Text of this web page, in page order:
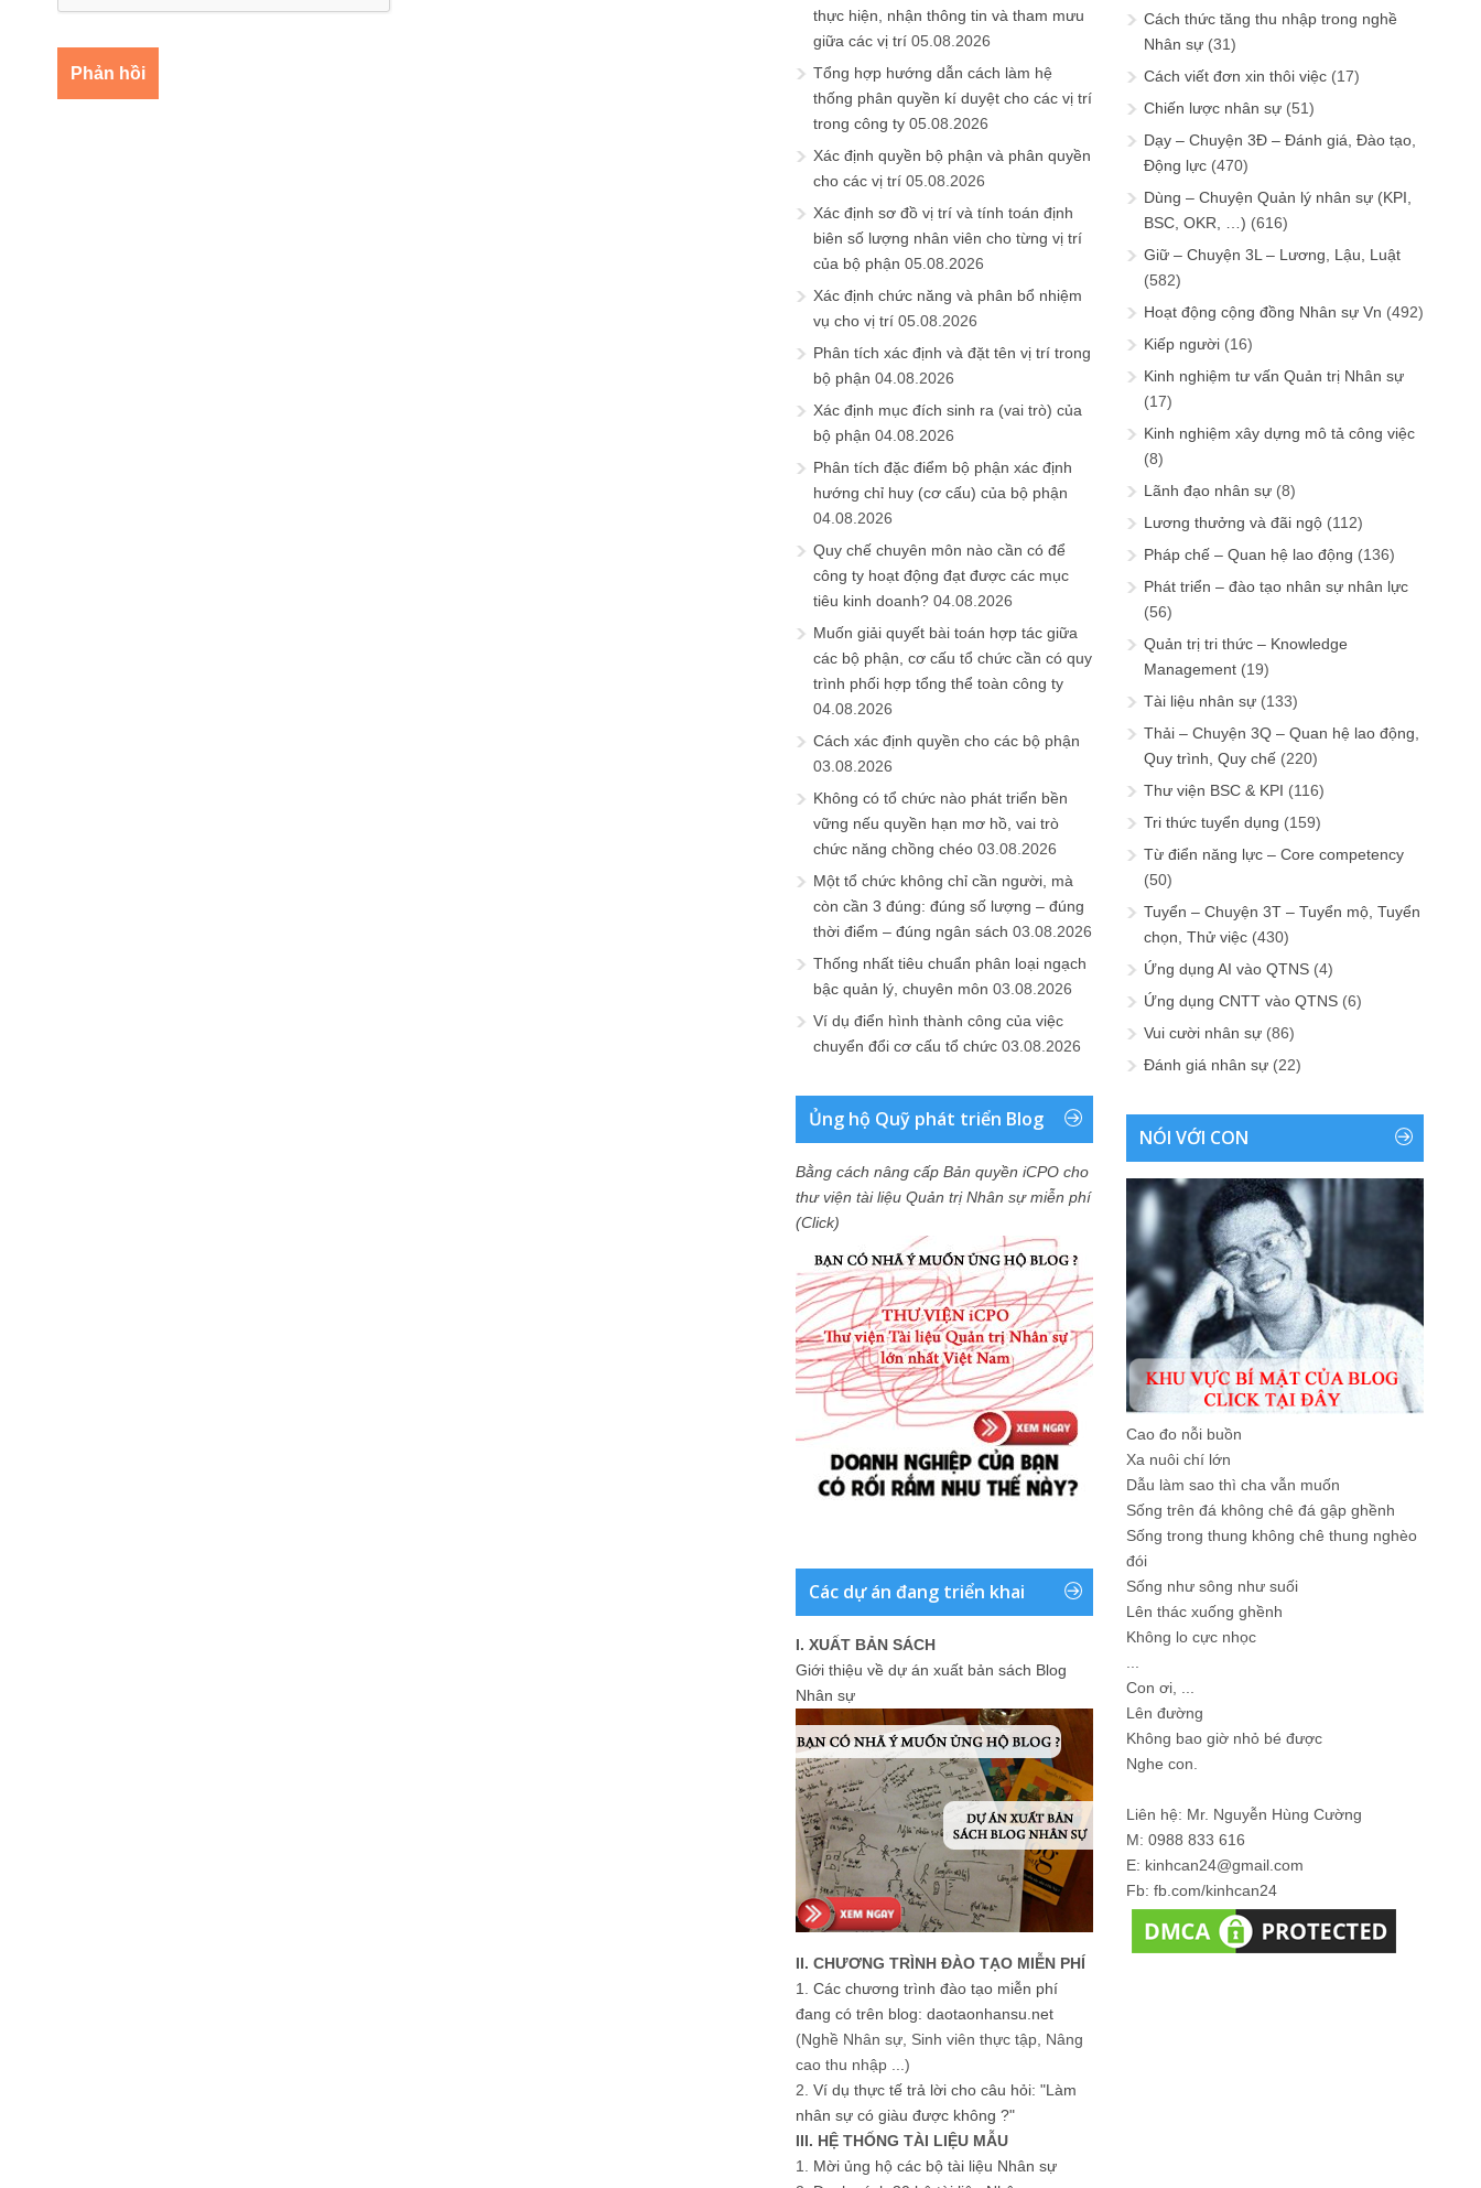
thực hiện, nhận thông tin và tham mưu
giữa các vị trí 05.08.2026
Tổng hợp hướng dẫn cách làm hệ
thống phân quyền kí duyệt cho các vị trí
trong công ty 05.08.2026
Xác định quyền bộ phận và phân quyền
cho các vị trí 05.08.2026
Xác định sơ đồ vị trí và tính toán định
biên số lượng nhân viên cho từng vị trí
của bộ phận 05.08.2026
Xác định chức năng và phân bổ nhiệm
vụ cho vị trí 05.08.2026
Phân tích xác định và đặt tên vị trí trong
bộ phận 04.08.2026
Xác định mục đích sinh ra (vai trò) của
bộ phận 04.08.2026
Phân tích đặc điểm bộ phận xác định
hướng chỉ huy (cơ cấu) của bộ phận
04.08.2026
Quy chế chuyên môn nào cần có để
công ty hoạt động đạt được các mục
tiêu kinh doanh? 04.08.2026
Muốn giải quyết bài toán hợp tác giữa
các bộ phận, cơ cấu tổ chức cần có quy
trình phối hợp tổng thể toàn công ty
04.08.2026
Cách xác định quyền cho các bộ phận
03.08.2026
Không có tổ chức nào phát triển bền
vững nếu quyền hạn mơ hồ, vai trò
chức năng chồng chéo 03.08.2026
Một tổ chức không chỉ cần người, mà
còn cần 3 đúng: đúng số lượng – đúng
thời điểm – đúng ngân sách 03.08.2026
Thống nhất tiêu chuẩn phân loại ngạch
bậc quản lý, chuyên môn 03.08.2026
Ví dụ điển hình thành công của việc
chuyển đổi cơ cấu tổ chức 03.08.2026
Ủng hộ Quỹ phát triển Blog
Bằng cách nâng cấp Bản quyền iCPO cho
thư viện tài liệu Quản trị Nhân sự miễn phí
(Click)
Các dự án đang triển khai
I. XUẤT BẢN SÁCH
Giới thiệu về dự án xuất bản sách Blog
Nhân sự
II. CHƯƠNG TRÌNH ĐÀO TẠO MIỄN PHÍ
1. Các chương trình đào tạo miễn phí
đang có trên blog: daotaonhansu.net
(Nghề Nhân sự, Sinh viên thực tập, Nâng
cao thu nhập ...)
2. Ví dụ thực tế trả lời cho câu hỏi: "Làm
nhân sự có giàu được không ?"
III. HỆ THỐNG TÀI LIỆU MẪU
1. Mời ủng hộ các bộ tài liệu Nhân sự
Cách thức tăng thu nhập trong nghề
Nhân sự (31)
Cách viết đơn xin thôi việc (17)
Chiến lược nhân sự (51)
Dạy – Chuyện 3Đ – Đánh giá, Đào tạo,
Động lực (470)
Dùng – Chuyện Quản lý nhân sự (KPI,
BSC, OKR, …) (616)
Giữ – Chuyện 3L – Lương, Lậu, Luật
(582)
Hoạt động cộng đồng Nhân sự Vn (492)
Kiếp người (16)
Kinh nghiệm tư vấn Quản trị Nhân sự
(17)
Kinh nghiệm xây dựng mô tả công việc
(8)
Lãnh đạo nhân sự (8)
Lương thưởng và đãi ngộ (112)
Pháp chế – Quan hệ lao động (136)
Phát triển – đào tạo nhân sự nhân lực
(56)
Quản trị tri thức – Knowledge
Management (19)
Tài liệu nhân sự (133)
Thải – Chuyện 3Q – Quan hệ lao động,
Quy trình, Quy chế (220)
Thư viện BSC & KPI (116)
Tri thức tuyển dụng (159)
Từ điển năng lực – Core competency
(50)
Tuyển – Chuyện 3T – Tuyển mộ, Tuyển
chọn, Thử việc (430)
Ứng dụng AI vào QTNS (4)
Ứng dụng CNTT vào QTNS (6)
Vui cười nhân sự (86)
Đánh giá nhân sự (22)
NÓI VỚI CON
Cao đo nỗi buồn
Xa nuôi chí lớn
Dẫu làm sao thì cha vẫn muốn
Sống trên đá không chê đá gập ghềnh
Sống trong thung không chê thung nghèo
đói
Sống như sông như suối
Lên thác xuống ghềnh
Không lo cực nhọc
Con ơi, ...
Lên đường
Không bao giờ nhỏ bé được
Nghe con.
Liên hệ: Mr. Nguyễn Hùng Cường
M: 0988 833 616
E: kinhcan24@gmail.com
Fb: fb.com/kinhcan24